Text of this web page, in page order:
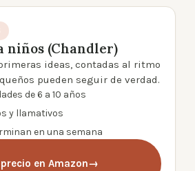
niños (Chandler)
ideas, contadas al ritmo
pueden seguir de verdad.
de 6 a 10 años
y llamativos
en una semana
en Amazon→